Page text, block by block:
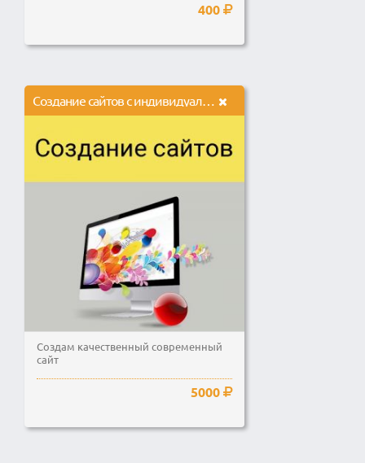
400
Создание сайтов с индивидуальным дизайном
Создам качественный современный
сайт
5000